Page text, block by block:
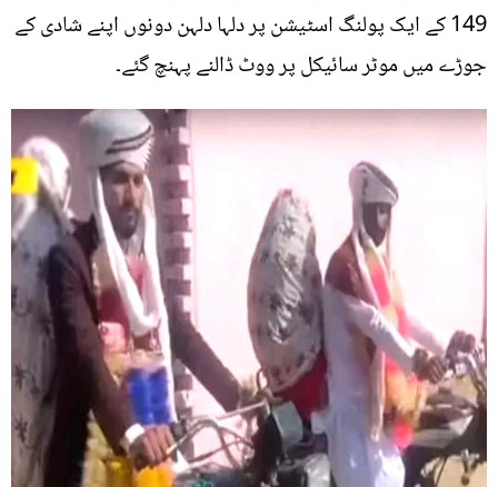
149 کے ایک پولنگ اسٹیشن پر دلہا دلہن دونوں اپنے شادی کے
جوڑے میں موٹر سائیکل پر ووٹ ڈالنے پہنچ گئے۔